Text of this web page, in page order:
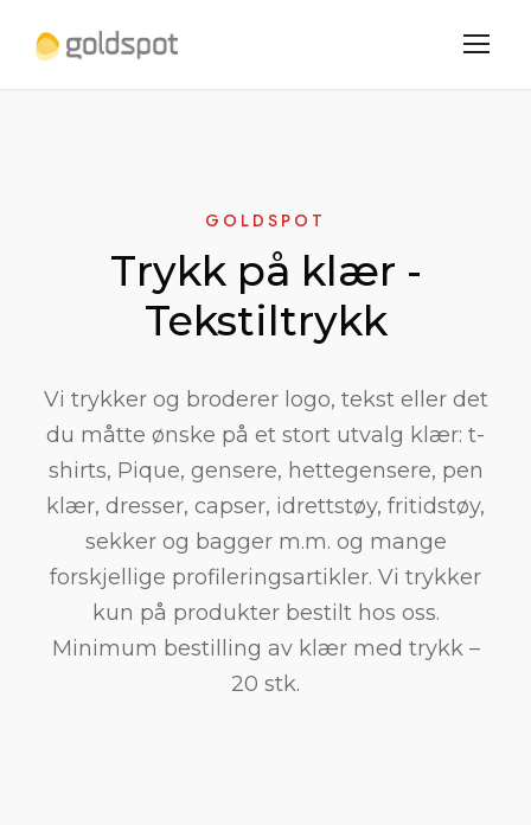
GOLDSPOT
Trykk på klær -
Tekstiltrykk
Vi trykker og broderer logo, tekst eller det
du måtte ønske på et stort utvalg klær: t-
shirts, Pique, gensere, hettegensere, pen
klær, dresser, capser, idrettstøy, fritidstøy,
sekker og bagger m.m. og mange
forskjellige profileringsartikler. Vi trykker
kun på produkter bestilt hos oss.
Minimum bestilling av klær med trykk –
20 stk.